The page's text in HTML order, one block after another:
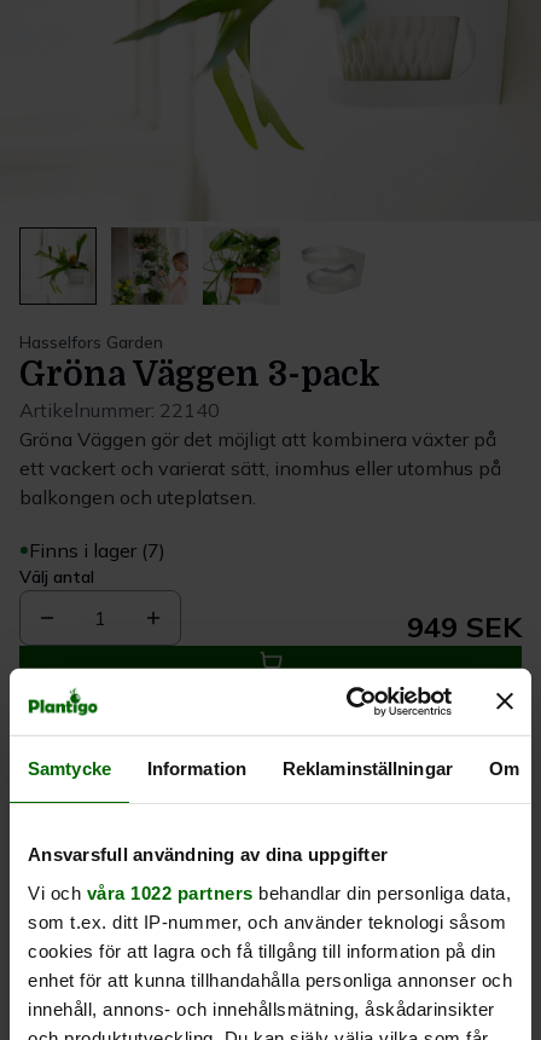
Samtycke Information Reklaminställningar Om
Ansvarsfull användning av dina uppgifter
Vi och våra 1022 partners behandlar din personliga data,
som t.ex. ditt IP-nummer, och använder teknologi såsom
cookies för att lagra och få tillgång till information på din
enhet för att kunna tillhandahålla personliga annonser och
innehåll, annons- och innehållsmätning, åskådarinsikter
Hasselfors Garden
Gröna Väggen 3-pack
Artikelnummer: 22140
Gröna Väggen gör det möjligt att kombinera växter på
ett vackert och varierat sätt, inomhus eller utomhus på
balkongen och uteplatsen.
Finns i lager (7)
Välj antal
1 949 SEK
Beskrivning
Produktrecensioner